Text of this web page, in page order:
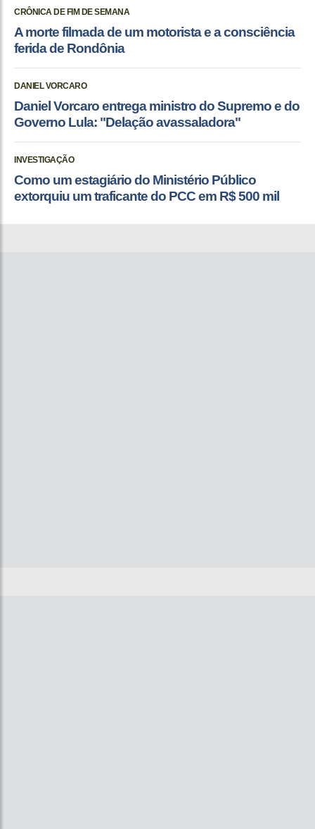
CRÔNICA DE FIM DE SEMANA
A morte filmada de um motorista e a consciência
ferida de Rondônia
DANIEL VORCARO
Daniel Vorcaro entrega ministro do Supremo e do
Governo Lula: "Delação avassaladora"
INVESTIGAÇÃO
Como um estagiário do Ministério Público
extorquiu um traficante do PCC em R$ 500 mil